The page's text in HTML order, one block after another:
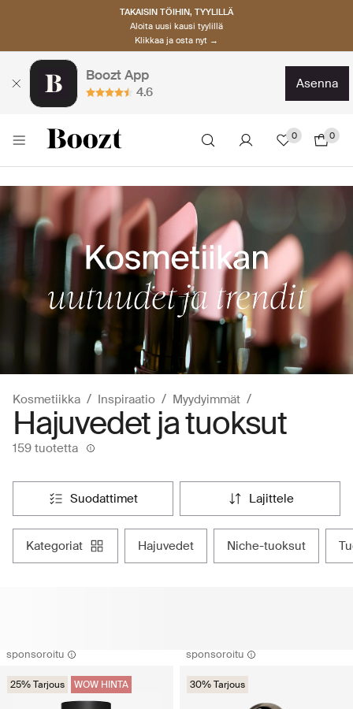
TAKAISIN TÖIHIN, TYYLILLÄ
Aloita uusi kausi tyylillä
Klikkaa ja osta nyt →
Boozt App
4.6
asenna
0 0
Kosmetiikka Inspiraatio Myydyimmät
Hajuvedet ja tuoksut
159 tuotetta
suodattimet lajittele
kategoriat hajuvedet niche-tuoksut
sponsoroitu
25% Tarjous WOW HINTA
sponsoroitu
30% Tarjous